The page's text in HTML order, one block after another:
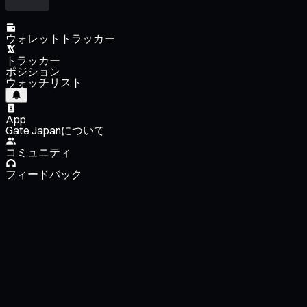
ウォレットトラッカー
トラッカー
ポジション
ウォッチリスト
App
Gate Japanについて
コミュニティ
フィードバック